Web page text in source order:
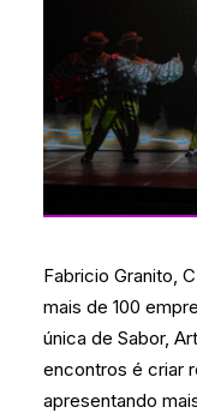
Fabricio Granito,
mais de 100
única de Sabor,
encontros é criar
apresentando